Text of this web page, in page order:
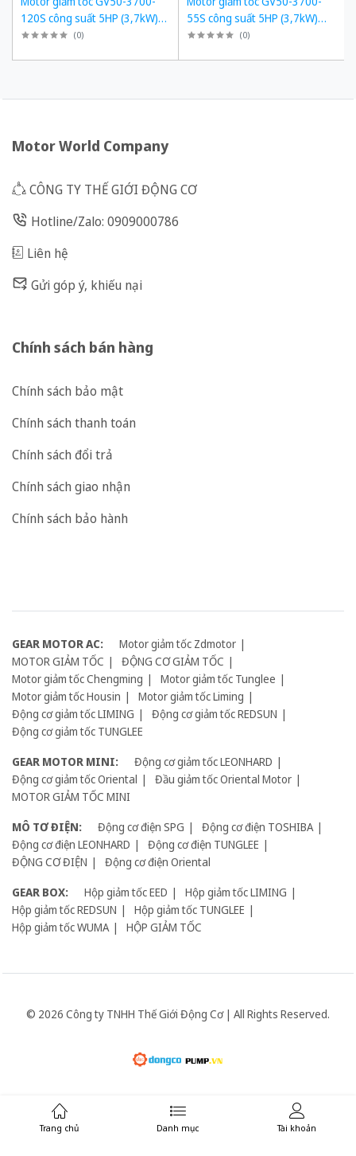
120S công suất 5HP (3,7kW)
1/120 kiểu lắp Mặt bích
(0)
55S công suất 5HP (3,7kW)
1/55 kiểu lắp Mặt bích
(0)
Motor World Company
CÔNG TY THẾ GIỚI ĐỘNG CƠ
Hotline/Zalo: 0909000786
Liên hệ
Gửi góp ý, khiếu nại
Chính sách bán hàng
Chính sách bảo mật
Chính sách thanh toán
Chính sách đổi trả
Chính sách giao nhận
Chính sách bảo hành
GEAR MOTOR AC:
Motor giảm tốc Zdmotor
MOTOR GIẢM TỐC
ĐỘNG CƠ GIẢM TỐC
Motor giảm tốc Chengming
Motor giảm tốc Tunglee
Motor giảm tốc Housin
Motor giảm tốc Liming
Động cơ giảm tốc LIMING
Động cơ giảm tốc REDSUN
Động cơ giảm tốc TUNGLEE
GEAR MOTOR MINI:
Động cơ giảm tốc LEONHARD
Động cơ giảm tốc Oriental
Đầu giảm tốc Oriental Motor
MOTOR GIẢM TỐC MINI
MÔ TƠ ĐIỆN:
Động cơ điện SPG
Động cơ điện TOSHIBA
Động cơ điện LEONHARD
Động cơ điện TUNGLEE
ĐỘNG CƠ ĐIỆN
Động cơ điện Oriental
GEAR BOX:
Hộp giảm tốc EED
Hộp giảm tốc LIMING
Hộp giảm tốc REDSUN
Hộp giảm tốc TUNGLEE
Hộp giảm tốc WUMA
HỘP GIẢM TỐC
© 2026 Công ty TNHH Thế Giới Động Cơ | All Rights Reserved.
Giữ liên lạc:
Trang chủ Danh mục Tài khoản